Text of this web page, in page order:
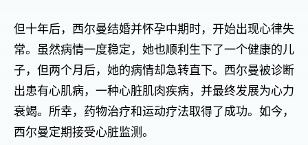
但十年后，西尔曼结婚并怀孕中期时，开始出现心律失
常。虽然病情一度稳定，她也顺利生下了一个健康的儿
子，但两个月后，她的病情却急转直下。西尔曼被诊断
出患有心肌病，一种心脏肌肉疾病，并最终发展为心力
衰竭。所幸，药物治疗和运动疗法取得了成功。如今，
西尔曼定期接受心脏监测。